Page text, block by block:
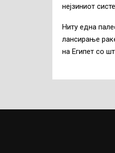
нејзиниот
Ниту една
лансирање
на Египет со